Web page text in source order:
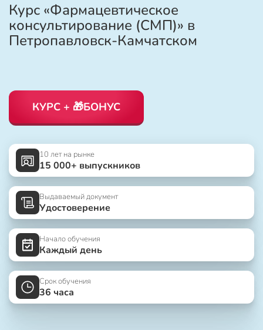
Курс «Фармацевтическое
консультирование (СМП)» в
Петропавловск-Камчатском
КУРС + 🎁БОНУС
10 лет на рынке
15 000+ выпускников
Выдаваемый документ
Удостоверение
Начало обучения
Каждый день
Срок обучения
36 часа